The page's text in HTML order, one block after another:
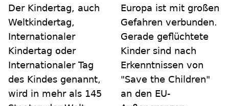
Der Kindertag, auch
Weltkindertag,
Internationaler
Kindertag oder
Internationaler Tag
des Kindes genannt,
wird in mehr als 145
Europa ist mit großen
Gefahren verbunden.
Gerade geflüchtete
Kinder sind nach
Erkenntnissen von
"Save the Children"
an den EU-